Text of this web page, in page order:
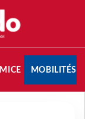
MICE MOBILITÉS